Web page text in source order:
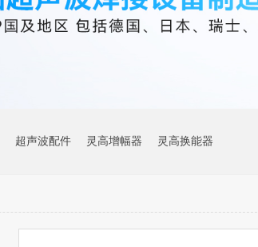
超声波配件 灵高增幅器 灵高换能器